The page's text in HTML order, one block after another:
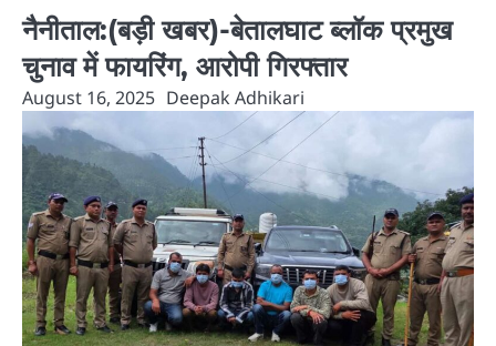
नैनीताल:(बड़ी खबर)-बेतालघाट ब्लॉक प्रमुख
चुनाव में फायरिंग, आरोपी गिरफ्तार
August 16, 2025 Deepak Adhikari